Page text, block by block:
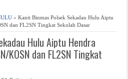
» Kanit Binmas Polsek Sekadau Hulu Aiptu
dan FL2SN Tingkat Sekolah Dasar
Hulu Aiptu Hendra
KOSN dan FL2SN Tingkat